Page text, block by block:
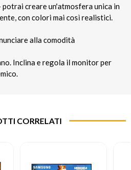
creare un'atmosfera unica in
con colori mai così realistici.
alla comodità
Inclina e regola il monitor per
CORRELATI